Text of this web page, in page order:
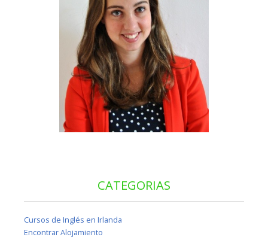
CATEGORIAS
Cursos de Inglés en Irlanda
Encontrar Alojamiento